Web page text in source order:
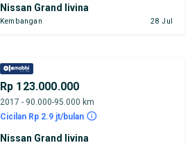
Nissan Grand livina
Kembangan 28 Jul
Rp 123.000.000
2017 - 90.000-95.000 km
Cicilan Rp 2.9 jt/bulan
Nissan Grand livina